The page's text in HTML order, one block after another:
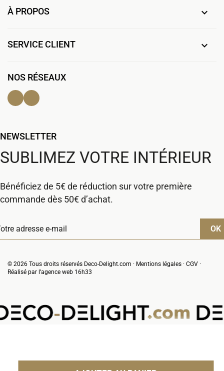
À PROPOS 
SERVICE CLIENT 
NOS RÉSEAUX
Facebook
NEWSLETTER
SUBLIMEZ VOTRE INTÉRIEUR
Bénéficiez de 5€ de réduction sur votre première
commande dès 50€ d’achat.
© 2026 Tous droits réservés Deco-Delight.com · Mentions légales · CGV ·
Réalisé par l’agence web 16h33